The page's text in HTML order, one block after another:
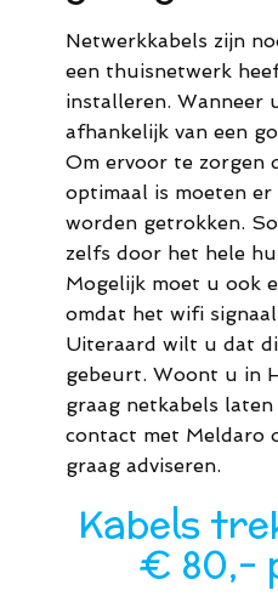
Netwerkkabels zijn
een thuisnetwerk
installeren. Wanneer
afhankelijk van een
Om ervoor te zorgen
optimaal is moeten
worden getrokken.
zelfs door het hele
Mogelijk moet u ook
omdat het wifi
Uiteraard wilt u dat
gebeurt. Woont u in
graag netkabels
contact met Meldaro
graag adviseren.
Kabels
€ 80,-